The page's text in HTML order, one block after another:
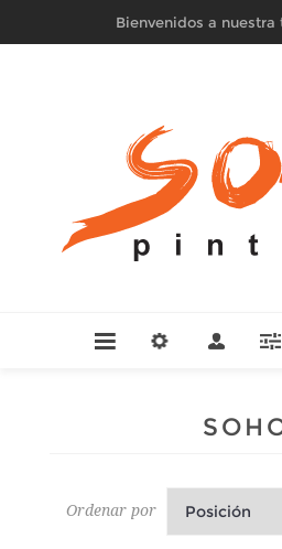
Bienvenidos a nuestra
Ordenar por